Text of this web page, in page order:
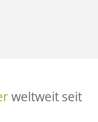
weltweit seit